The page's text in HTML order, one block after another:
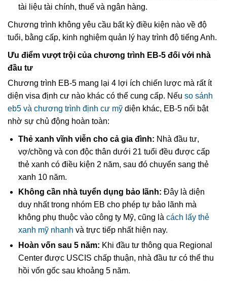
tài liệu tài chính, thuế và ngân hàng.
Chương trình không yêu cầu bất kỳ điều kiện nào về độ
tuổi, bằng cấp, kinh nghiệm quản lý hay trình độ tiếng Anh.
Ưu điểm vượt trội của chương trình EB-5 đối với nhà
đầu tư
Chương trình EB-5 mang lại 4 lợi ích chiến lược mà rất ít
diện visa định cư nào khác có thể cung cấp. Nếu so sánh
eb5 và chương trình định cư mỹ diện khác, EB-5 nổi bật
nhờ sự chủ động hoàn toàn:
Thẻ xanh vĩnh viễn cho cả gia đình: Nhà đầu tư,
vợ/chồng và con độc thân dưới 21 tuổi đều được cấp
thẻ xanh có điều kiện 2 năm, sau đó chuyển sang thẻ
xanh 10 năm.
Không cần nhà tuyển dụng bảo lãnh: Đây là diện
duy nhất trong nhóm EB cho phép tự bảo lãnh mà
không phụ thuộc vào công ty Mỹ, cũng là cách lấy thẻ
xanh mỹ nhanh và trực tiếp nhất hiện nay.
Hoàn vốn sau 5 năm: Khi đầu tư thông qua Regional
Center được USCIS chấp thuận, nhà đầu tư có thể thu
hồi vốn gốc sau khoảng 5 năm.